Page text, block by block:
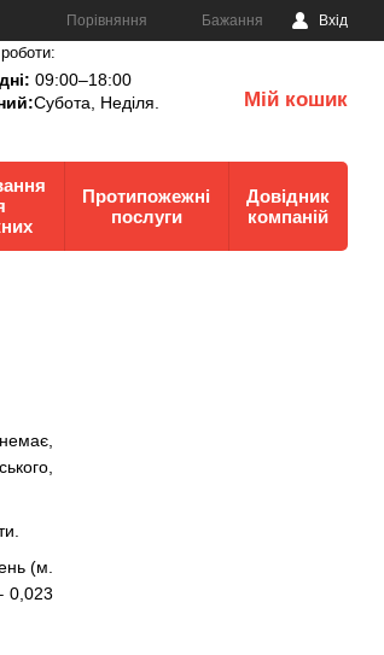
Порівняння Бажання Вхід
09:00–18:00
Субота, Неділя. Мій кошик
Протипожежні
послуги
Довідник
компаній
(м.
0,023